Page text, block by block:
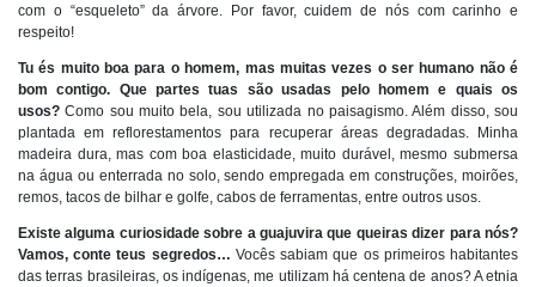
com o “esqueleto” da árvore. Por favor, cuidem de nós com carinho e
respeito!
Tu és muito boa para o homem, mas muitas vezes o ser humano não é
bom contigo. Que partes tuas são usadas pelo homem e quais os
usos?Como sou muito bela, sou utilizada no paisagismo. Além disso, sou
plantada em reflorestamentos para recuperar áreas degradadas. Minha
madeira dura, mas com boa elasticidade, muito durável, mesmo submersa
na água ou enterrada no solo, sendo empregada em construções, moirões,
remos, tacos de bilhar e golfe, cabos de ferramentas, entre outros usos.
Existe alguma curiosidade sobre a guajuvira que queiras dizer para nós?
Vamos, conte teus segredos… Vocês sabiam que os primeiros habitantes
das terras brasileiras, os indígenas, me utilizam há centena de anos? A etnia